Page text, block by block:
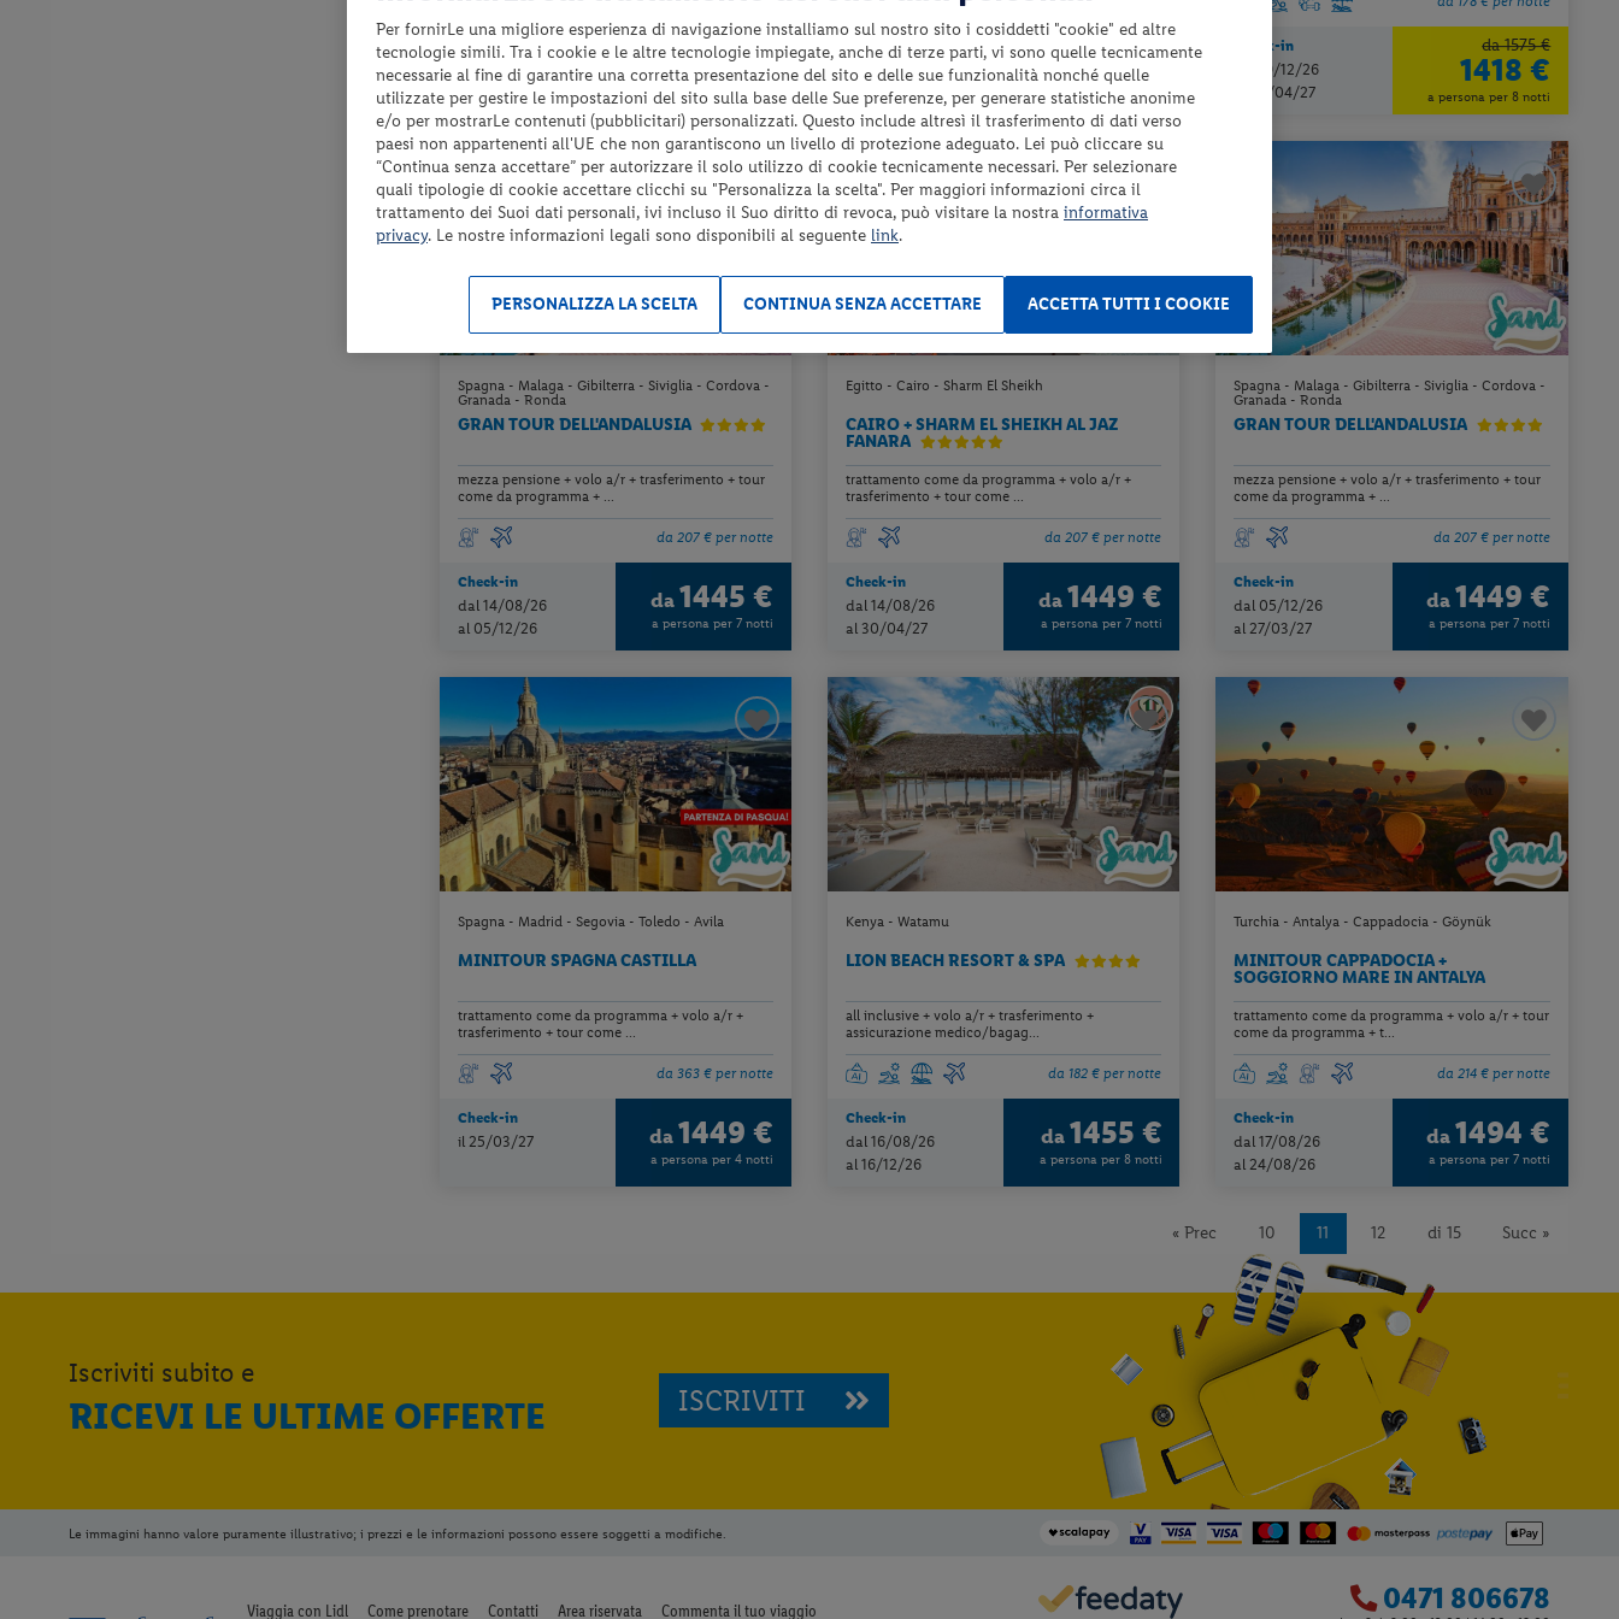
Check-in
dal 22/08/26
al 17/10/26
da1405 €
a persona per 7 notti
Check-in
dal 22/08/26
al 03/10/26
da1410 €
a persona per 7 notti
Check-in
dal 19/12/26
al 06/04/27
da 1575 €
1418 €
a persona per 8 notti
Spagna - Malaga - Gibilterra - Siviglia - Cordova -
Granada - Ronda
GRAN TOUR DELL'ANDALUSIA
mezza pensione + volo a/r + trasferimento + tour
come da programma + ...
da 207 € per notte
Check-in
dal 14/08/26
al 05/12/26
da 1445 €
a persona per 7 notti
Egitto - Cairo - Sharm El Sheikh
CAIRO + SHARM EL SHEIKH AL JAZ
FANARA
trattamento come da programma + volo a/r +
trasferimento + tour come ...
da 207 € per notte
Check-in
dal 14/08/26
al 30/04/27
da 1449 €
a persona per 7 notti
Spagna - Malaga - Gibilterra - Siviglia - Cordova -
Granada - Ronda
GRAN TOUR DELL'ANDALUSIA
mezza pensione + volo a/r + trasferimento + tour
come da programma + ...
da 207 € per notte
Check-in
dal 05/12/26
al 27/03/27
da 1449 €
a persona per 7 notti
Spagna - Madrid - Segovia - Toledo - Avila
MINITOUR SPAGNA CASTILLA
trattamento come da programma + volo a/r +
trasferimento + tour come ...
da 363 € per notte
Check-in
il 25/03/27 da 1449 €
a persona per 4 notti
Kenya - Watamu
LION BEACH RESORT & SPA
all inclusive + volo a/r + trasferimento +
assicurazione medico/bagag...
da 182 € per notte
Check-in
dal 16/08/26
al 16/12/26
da 1455 €
a persona per 8 notti
Turchia - Antalya - Cappadocia - Göynük
MINITOUR CAPPADOCIA +
SOGGIORNO MARE IN ANTALYA
trattamento come da programma + volo a/r + tour
come da programma + t...
da 214 € per notte
Check-in
dal 17/08/26
al 24/08/26
da 1494 €
a persona per 7 notti
« Prec 10 11 12 di 15 Succ »
Iscriviti subito e
RICEVI LE ULTIME OFFERTE ISCRIVITI
Le immagini hanno valore puramente illustrativo; i prezzi e le informazioni possono essere soggetti a modifiche.
Viaggia con Lidl Come prenotare Contatti Area riservata Commenta il tuo viaggio 0471 806678
Per fornirLe una migliore esperienza di navigazione installiamo sul nostro sito i cosiddetti "cookie" ed altre
tecnologie simili. Tra i cookie e le altre tecnologie impiegate, anche di terze parti, vi sono quelle tecnicamente
necessarie al fine di garantire una corretta presentazione del sito e delle sue funzionalità nonché quelle
utilizzate per gestire le impostazioni del sito sulla base delle Sue preferenze, per generare statistiche anonime
e/o per mostrarLe contenuti (pubblicitari) personalizzati. Questo include altresì il trasferimento di dati verso
paesi non appartenenti all'UE che non garantiscono un livello di protezione adeguato. Lei può cliccare su
“Continua senza accettare” per autorizzare il solo utilizzo di cookie tecnicamente necessari. Per selezionare
quali tipologie di cookie accettare clicchi su "Personalizza la scelta". Per maggiori informazioni circa il
trattamento dei Suoi dati personali, ivi incluso il Suo diritto di revoca, può visitare la nostra informativa
privacy. Le nostre informazioni legali sono disponibili al seguente link.
ACCETTA TUTTI I COOKIE
CONTINUA SENZA ACCETTARE
PERSONALIZZA LA SCELTA